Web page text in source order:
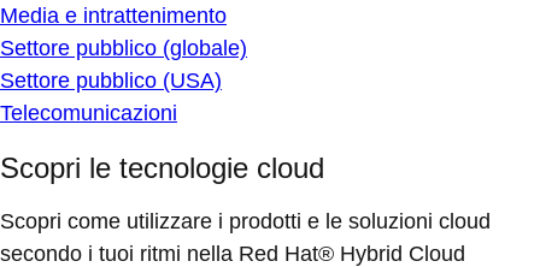
Media e intrattenimento
Settore pubblico (globale)
Settore pubblico (USA)
Telecomunicazioni
Scopri le tecnologie cloud
Scopri come utilizzare i prodotti e le soluzioni cloud
secondo i tuoi ritmi nella Red Hat® Hybrid Cloud